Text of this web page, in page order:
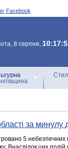
Facebook
8 серпня,
за минулу
5